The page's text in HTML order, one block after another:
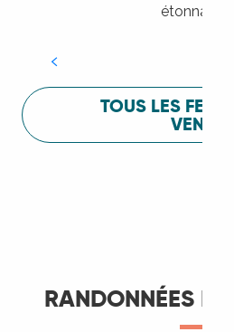
étonnantes
Festival Lot of Saveurs
TOUS LES
VENIR
RANDONNÉES